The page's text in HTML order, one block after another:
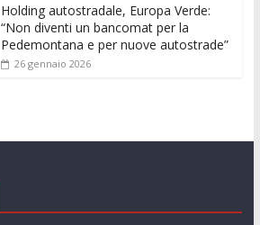
Holding autostradale, Europa Verde:
“Non diventi un bancomat per la
Pedemontana e per nuove autostrade”
26 gennaio 2026